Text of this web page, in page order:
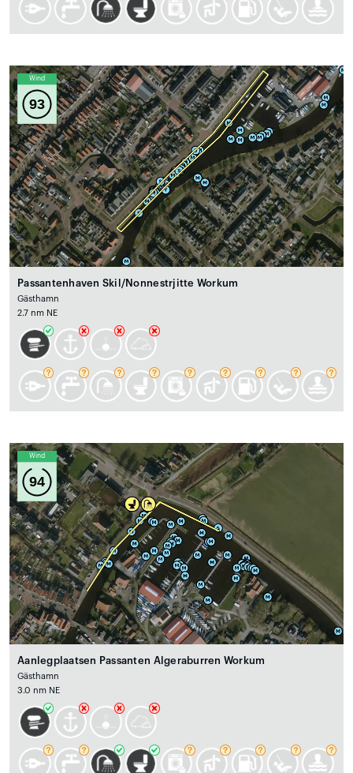
Wind
93
Passantenhaven Skil/Nonnestrjitte Workum
Gästhamn
2.7 nm NE
Wind
94
Aanlegplaatsen Passanten Algeraburren Workum
Gästhamn
3.0 nm NE